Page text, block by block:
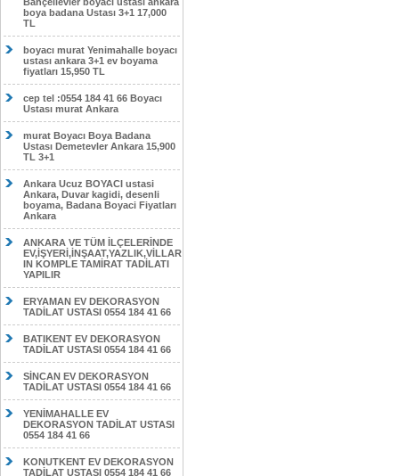
boya badana Ustası 3+1 17,000
TL
boyacı murat Yenimahalle boyacı
ustası ankara 3+1 ev boyama
fiyatları 15,950 TL
cep tel :0554 184 41 66 Boyacı
Ustası murat Ankara
murat Boyacı Boya Badana
Ustası Demetevler Ankara 15,900
TL 3+1
Ankara Ucuz BOYACI ustasi
Ankara, Duvar kagidi, desenli
boyama, Badana Boyaci Fiyatları
Ankara
ANKARA VE TÜM İLÇELERİNDE
EV,İŞYERİ,İNŞAAT,YAZLIK,VİLLAR
IN KOMPLE TAMİRAT TADİLATI
YAPILIR
ERYAMAN EV DEKORASYON
TADİLAT USTASI 0554 184 41 66
BATIKENT EV DEKORASYON
TADİLAT USTASI 0554 184 41 66
SİNCAN EV DEKORASYON
TADİLAT USTASI 0554 184 41 66
YENİMAHALLE EV
DEKORASYON TADİLAT USTASI
0554 184 41 66
KONUTKENT EV DEKORASYON
TADİLAT USTASI 0554 184 41 66